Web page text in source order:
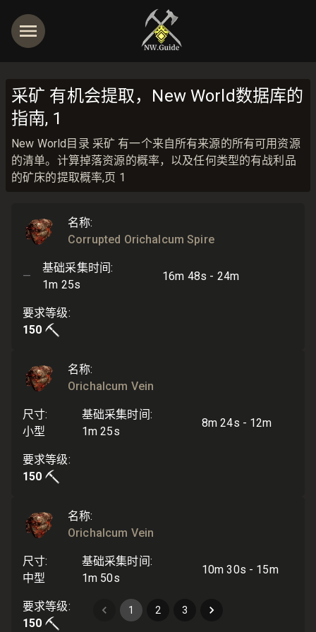
采矿 有机会提取，New World数据库的
指南, 1
New World目录 采矿 有一个来自所有来源的所有可用资源
的清单。计算掉落资源的概率，以及任何类型的有战利品
的矿床的提取概率,页 1
名称:
Corrupted Orichalcum Spire
—
基础采集时间:
1m 25s
16m 48s - 24m
要求等级:
150
名称:
Orichalcum Vein
尺寸:
小型
基础采集时间:
1m 25s
8m 24s - 12m
要求等级:
150
名称:
Orichalcum Vein
尺寸:
中型
基础采集时间:
1m 50s
10m 30s - 15m
要求等级:
150
1 2 3